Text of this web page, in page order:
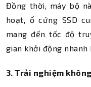
Đồng thời, máy bộ
hoạt, ổ cứng SSD
mang đến tốc độ
gian khởi động nhanh
3. Trải nghiệm